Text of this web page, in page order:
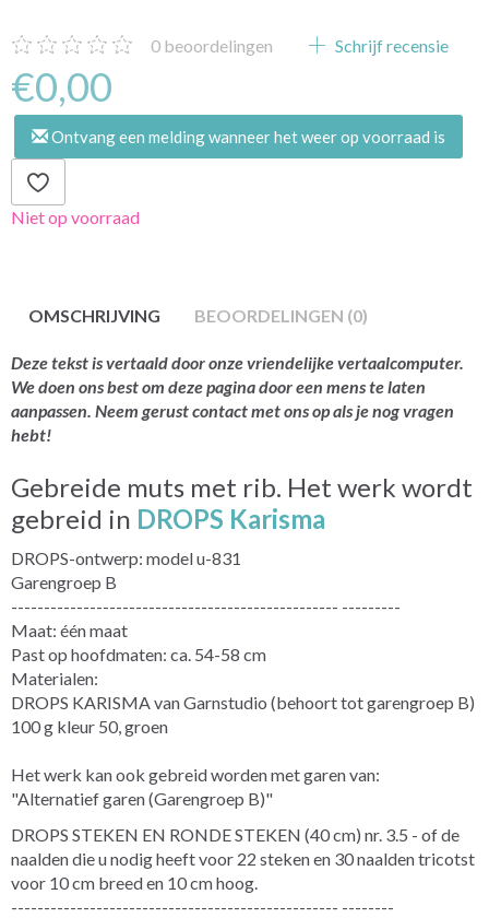
0 beoordelingen Schrijf recensie
€0,00
Ontvang een melding wanneer het weer op voorraad is
Niet op voorraad
OMSCHRIJVING BEOORDELINGEN (0)
Deze tekst is vertaald door onze vriendelijke vertaalcomputer.
We doen ons best om deze pagina door een mens te laten
aanpassen. Neem gerust contact met ons op als je nog vragen
hebt!
Gebreide muts met rib. Het werk wordt
gebreid in DROPS Karisma
DROPS-ontwerp: model u-831
Garengroep B
-------------------------------------------------- ---------
Maat: één maat
Past op hoofdmaten: ca. 54-58 cm
Materialen:
DROPS KARISMA van Garnstudio (behoort tot garengroep B)
100 g kleur 50, groen
Het werk kan ook gebreid worden met garen van:
"Alternatief garen (Garengroep B)"
DROPS STEKEN EN RONDE STEKEN (40 cm) nr. 3.5 - of de
naalden die u nodig heeft voor 22 steken en 30 naalden tricotst
voor 10 cm breed en 10 cm hoog.
-------------------------------------------------- --------